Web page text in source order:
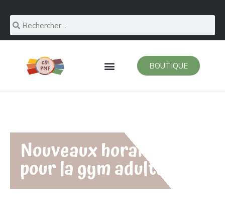
BOUTIQUE
Nouveaux horaires
pour la gym adulte